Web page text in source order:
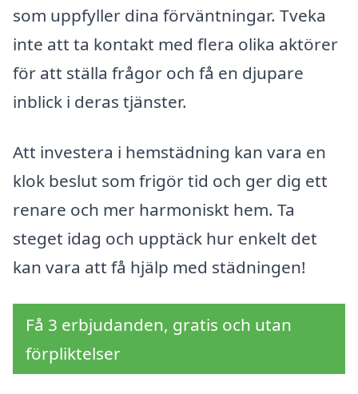
som uppfyller dina förväntningar. Tveka
inte att ta kontakt med flera olika aktörer
för att ställa frågor och få en djupare
inblick i deras tjänster.
Att investera i hemstädning kan vara en
klok beslut som frigör tid och ger dig ett
renare och mer harmoniskt hem. Ta
steget idag och upptäck hur enkelt det
kan vara att få hjälp med städningen!
Få 3 erbjudanden, gratis och utan
förpliktelser